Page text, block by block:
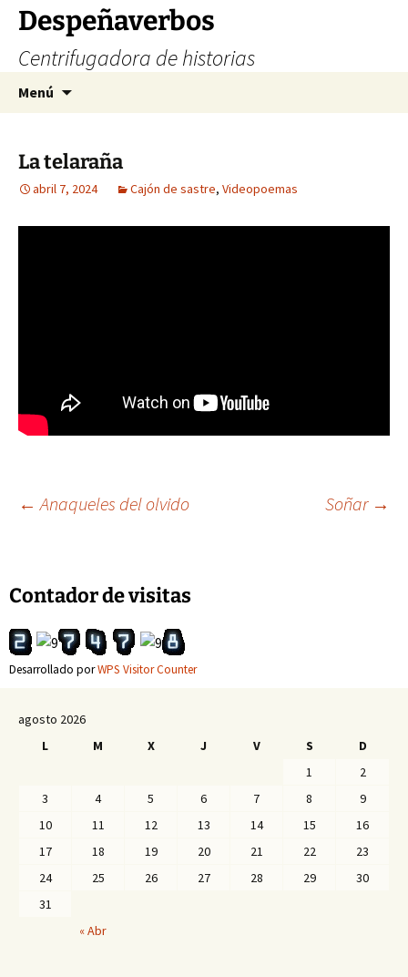
Saltar
contenido
Despeñaverbos
Centrifugadora de historias
Menú
La telaraña
abril 7, 2024 Cajón de sastre, Videopoemas
Navegación
de
entradas
← Anaqueles del olvido Soñar →
Contador de visitas
Desarrollado porWPS Visitor Counter
agosto 2026
L
M X J V S
D
1
2
3
4 5 6 7 8
9
10
11 12 13 14 15
16
17
18 19 20 21 22
23
24
25 26 27 28 29
30
31
« Abr